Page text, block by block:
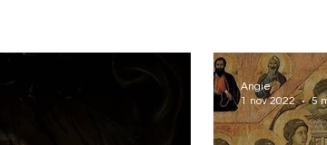
Catecismo Cuaresma y Semana
Santísima
Angie
1 nov 2022
5